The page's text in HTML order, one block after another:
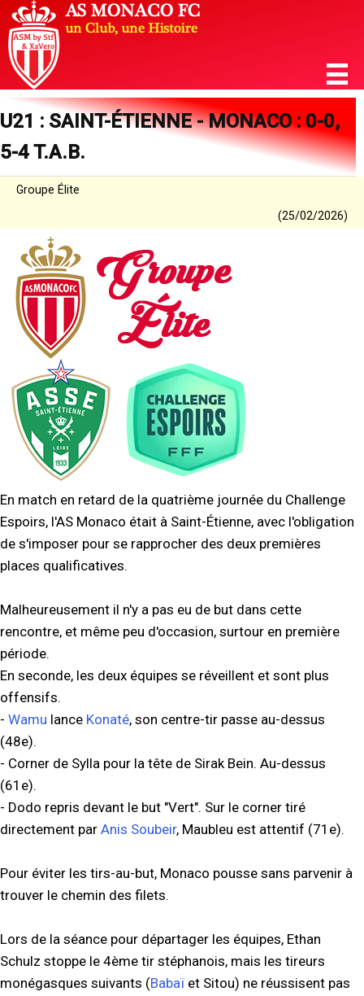
U21 : SAINT-ÉTIENNE - MONACO : 0-0,
5-4 T.A.B.
Groupe Élite
(25/02/2026)
En match en retard de la quatrième journée du Challenge
Espoirs, l'AS Monaco était à Saint-Étienne, avec l'obligation
de s'imposer pour se rapprocher des deux premières
places qualificatives.
Malheureusement il n'y a pas eu de but dans cette
rencontre, et même peu d'occasion, surtour en première
période.
En seconde, les deux équipes se réveillent et sont plus
offensifs.
- Wamu lance Konaté, son centre-tir passe au-dessus
(48e).
- Corner de Sylla pour la tête de Sirak Bein. Au-dessus
(61e).
- Dodo repris devant le but "Vert". Sur le corner tiré
directement par Anis Soubeir, Maubleu est attentif (71e).
Pour éviter les tirs-au-but, Monaco pousse sans parvenir à
trouver le chemin des filets.
Lors de la séance pour départager les équipes, Ethan
Schulz stoppe le 4ème tir stéphanois, mais les tireurs
monégasques suivants (Babaï et Sitou) ne réussisent pas